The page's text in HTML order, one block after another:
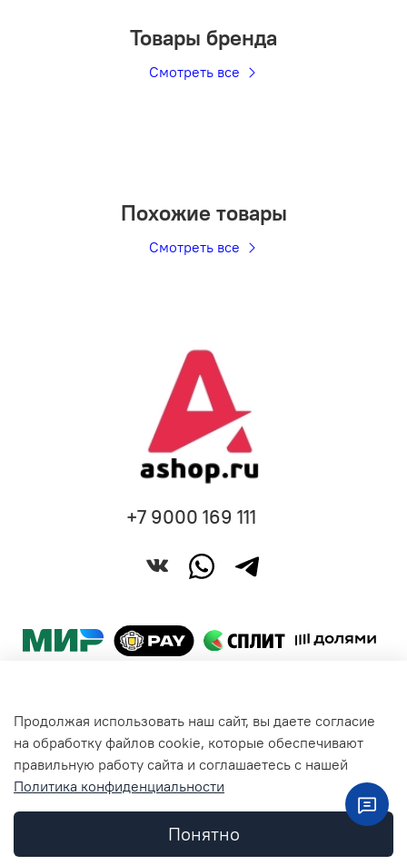
Товары бренда
Смотреть все
Похожие товары
Смотреть все
Покупателям
Общая информация
+7 9000 169 111
Продолжая использовать наш сайт, вы даете согласие
на обработку файлов cookie, которые обеспечивают
правильную работу сайта и соглашаетесь с нашей
Политика конфиденциальности
Понятно